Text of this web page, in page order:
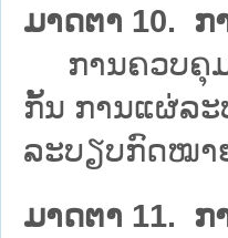
ມາດຕາ 10. ກ
ການຄວບຄຸມ
ກັ້ນ ການແຜ່ລ
ລະບຽບກົດໝາ
ມາດຕາ 11. ກ